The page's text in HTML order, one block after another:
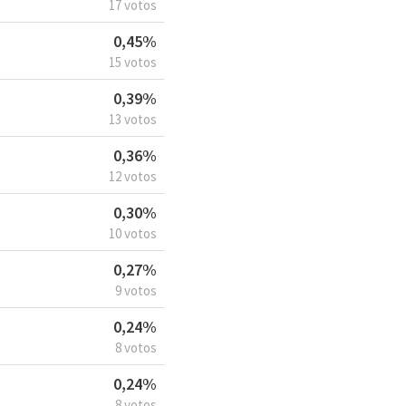
17 votos
0,45%
15 votos
0,39%
13 votos
0,36%
12 votos
0,30%
10 votos
0,27%
9 votos
0,24%
8 votos
0,24%